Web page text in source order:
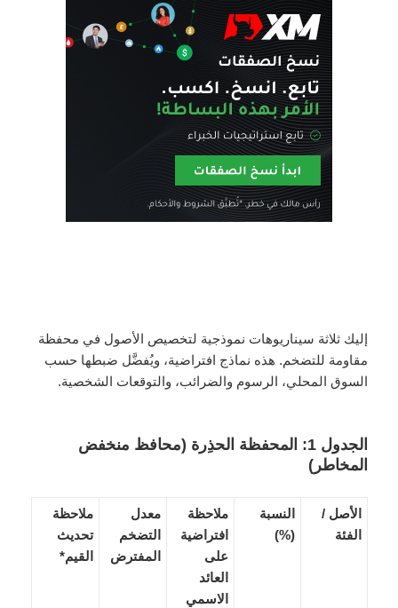
إليك ثلاثة سيناريوهات نموذجية لتخصيص الأصول في محفظة
مقاومة للتضخم. هذه نماذج افتراضية، ويُفضَّل ضبطها حسب
السوق المحلي، الرسوم والضرائب، والتوقعات الشخصية.
الجدول 1: المحفظة الحذِرة (محافظ منخفض
المخاطر)
الأصل /
الفئة
النسبة
(%)
ملاحظة
افتراضية
على
العائد
الاسمي
معدل
التضخم
المفترض
ملاحظة
تحديث
القيم*